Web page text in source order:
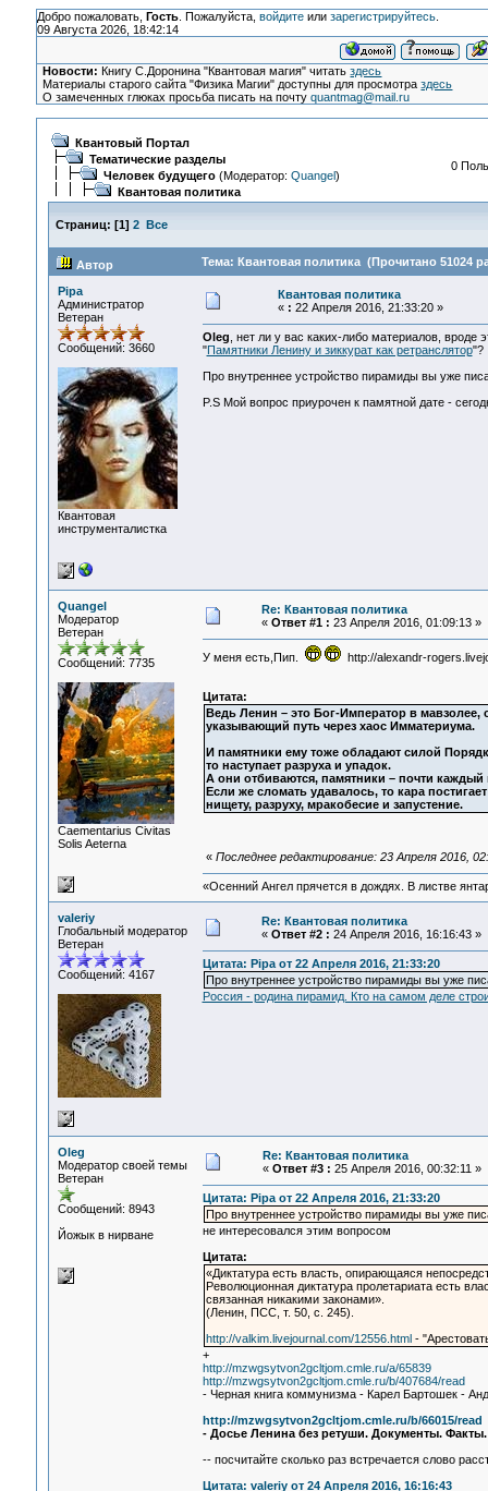
Добро пожаловать, Гость. Пожалуйста, войдитеили зарегистрируйтесь.
09 Августа 2026, 18:42:14
Новости: Книгу С.Доронина "Квантовая магия" читатьздесь
Материалы старого сайта "Физика Магии" доступны для просмотраздесь
О замеченных глюках просьба писать на почтуquantmag@mail.ru
Квантовый Портал
Тематические разделы
Человек будущего(Модератор: Quangel)
Квантовая политика
0
Страниц: [1] 2 Все
Автор Тема: Квантовая политика (Прочитано 51024
Pipa
Администратор
Ветеран
Сообщений: 3660
Квантовая
инструменталистка
Квантовая политика
« : 22 Апреля 2016, 21:33:20 »
Oleg , нет ли у вас каких-либо материалов, вроде
"Памятники Ленину и зиккурат как ретранслятор"?
Про внутреннее устройство пирамиды вы уже
P.S Мой вопрос приурочен к памятной дате -
Quangel
Модератор
Ветеран
Сообщений: 7735
Сaementarius Civitas
Solis Aeterna
Re: Квантовая политика
« Ответ #1 : 23 Апреля 2016, 01:09:13 »
У меня есть,Пип. http://alexandr-
Цитата:
Ведь Ленин – это Бог-Император в
указывающий путь через хаос Имматериума.
И памятники ему тоже обладают силой
то наступает разруха и упадок.
А они отбиваются, памятники – почти
Если же сломать удавалось, то кара
нищету, разруху, мракобесие и запустение.
« Последнее редактирование: 23 Апреля 2016,
«Осенний Ангел прячется в дождях. В листве
valeriy
Глобальный модератор
Ветеран
Сообщений: 4167
Re: Квантовая политика
« Ответ #2 : 24 Апреля 2016, 16:16:43 »
Цитата: Pipa от 22 Апреля 2016, 21:33:20
Про внутреннее устройство пирамиды вы уже
Россия - родина пирамид. Кто на самом деле
Oleg
Модератор своей темы
Ветеран
Сообщений: 8943
Йожык в нирване
Re: Квантовая политика
« Ответ #3 : 25 Апреля 2016, 00:32:11 »
Цитата: Pipa от 22 Апреля 2016, 21:33:20
Про внутреннее устройство пирамиды вы уже
не интересовался этим вопросом
Цитата:
«Диктатура есть власть, опирающаяся
Революционная диктатура пролетариата есть
связанная никакими законами».
(Ленин, ПСС, т. 50, с. 245).
http://valkim.livejournal.com/12556.html -
+
http://mzwgsytvon2gcltjom.cmle.ru/a/65839
http://mzwgsytvon2gcltjom.cmle.ru/b/407684/read
- Черная книга коммунизма - Карел Бартошек -
http://mzwgsytvon2gcltjom.cmle.ru/b/66015/read
- Досье Ленина без ретуши. Документы.
-- посчитайте сколько раз встречается слово
Цитата: valeriy от 24 Апреля 2016, 16:16:43